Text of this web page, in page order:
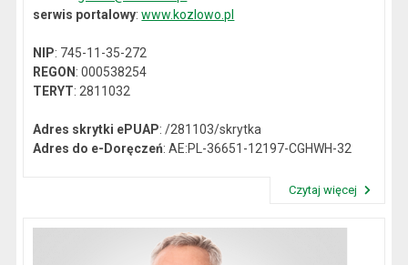
serwis portalowy:www.kozlowo.pl
NIP: 745-11-35-272
REGON: 000538254
TERYT: 2811032
Adres skrytki ePUAP: /281103/skrytka
Adres do e-Doręczeń: AE:PL-36651-12197-CGHWH-32
Czytaj więcej